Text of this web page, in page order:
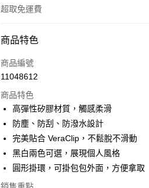
超取免運費
付款方式
信用卡一次付款
Apple Pay
街口支付
悠遊付
ATM付款
商品特色
商品編號
11048612
商品特色
高彈性矽膠材質，觸感柔滑
防塵、防刮、防潑水設計
完美貼合 VeraClip，不鬆脫不滑動
黑白兩色可選，展現個人風格
圓形掛環，可掛包包外面，方便拿取